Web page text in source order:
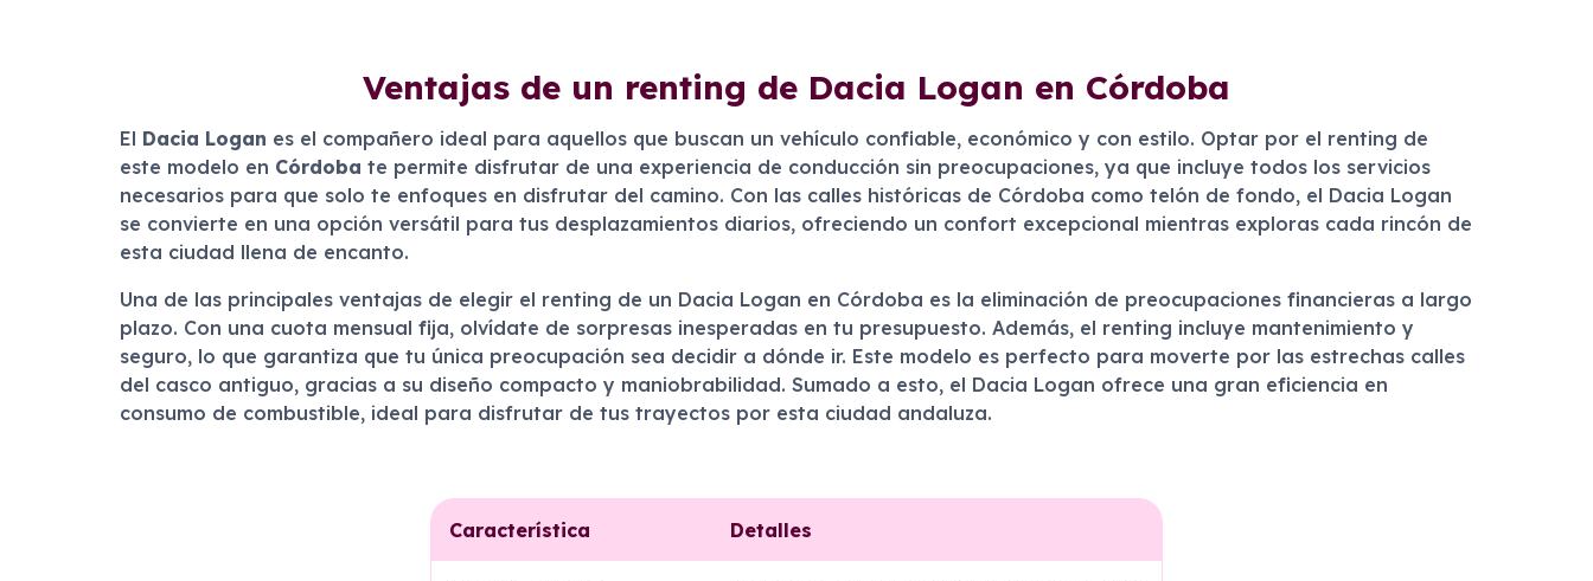
Ventajas de un renting de Dacia Logan en Córdoba
El Dacia Logan es el compañero ideal para aquellos que buscan un vehículo confiable, económico y con estilo. Optar por el renting de
este modelo en Córdoba te permite disfrutar de una experiencia de conducción sin preocupaciones, ya que incluye todos los servicios
necesarios para que solo te enfoques en disfrutar del camino. Con las calles históricas de Córdoba como telón de fondo, el Dacia Logan
se convierte en una opción versátil para tus desplazamientos diarios, ofreciendo un confort excepcional mientras exploras cada rincón de
esta ciudad llena de encanto.
Una de las principales ventajas de elegir el renting de un Dacia Logan en Córdoba es la eliminación de preocupaciones financieras a largo
plazo. Con una cuota mensual fija, olvídate de sorpresas inesperadas en tu presupuesto. Además, el renting incluye mantenimiento y
seguro, lo que garantiza que tu única preocupación sea decidir a dónde ir. Este modelo es perfecto para moverte por las estrechas calles
del casco antiguo, gracias a su diseño compacto y maniobrabilidad. Sumado a esto, el Dacia Logan ofrece una gran eficiencia en
consumo de combustible, ideal para disfrutar de tus trayectos por esta ciudad andaluza.
Característica Detalles